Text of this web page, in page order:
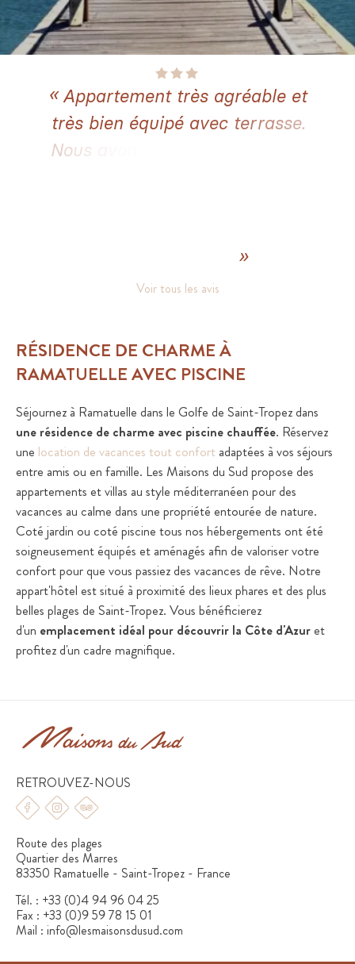
Appartement très agréable et
très bien équipé avec terrasse.
Nous
Voir tous les avis
RÉSIDENCE DE CHARME À
RAMATUELLE AVEC PISCINE
Séjournez à Ramatuelle dans le Golfe de Saint-Tropez dans
une résidence de charme avec piscine chauffée. Réservez
une location de vacances tout confort adaptées à vos séjours
entre amis ou en famille. Les Maisons du Sud propose des
appartements et villas au style méditerranéen pour des
vacances au calme dans une propriété entourée de nature.
Coté jardin ou coté piscine tous nos hébergements ont été
soigneusement équipés et aménagés afin de valoriser votre
confort pour que vous passiez des vacances de rêve. Notre
appart'hôtel est situé à proximité des lieux phares et des plus
belles plages de Saint-Tropez. Vous bénéficierez
d'un emplacement idéal pour découvrir la Côte d'Azuret
profitez d'un cadre magnifique.
RETROUVEZ-NOUS
Route des plages
Quartier des Marres
83350 Ramatuelle - Saint-Tropez - France
Tél. : +33 (0)4 94 96 04 25
Fax : +33 (0)9 59 78 15 01
Mail : info@lesmaisonsdusud.com